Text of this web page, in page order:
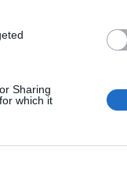
Sharing
which it
150 zł, a to dopiero